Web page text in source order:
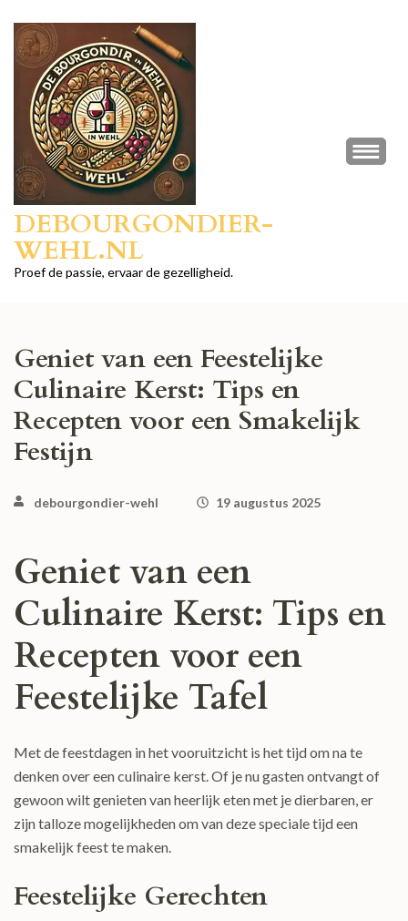
naar
inhoud
Enter)
DEBOURGONDIER-
WEHL.NL
Proef de passie, ervaar de gezelligheid.
Geniet van een Feestelijke
Culinaire Kerst: Tips en
Recepten voor een Smakelijk
Festijn
debourgondier-wehl 19 augustus 2025
Geniet van een
Culinaire Kerst: Tips en
Recepten voor een
Feestelijke Tafel
Met de feestdagen in het vooruitzicht is het tijd om na te
denken over een culinaire kerst. Of je nu gasten ontvangt of
gewoon wilt genieten van heerlijk eten met je dierbaren, er
zijn talloze mogelijkheden om van deze speciale tijd een
smakelijk feest te maken.
Feestelijke Gerechten